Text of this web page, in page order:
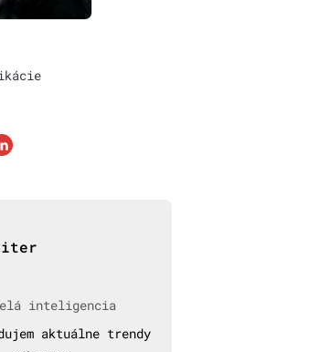
inteligencia
aktuálne trendy